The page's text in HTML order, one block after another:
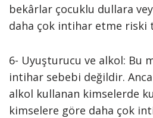
bekârlar çocuklu dullara
daha çok intihar etme riski
6- Uyuşturucu ve alkol: Bu
intihar sebebi değildir.
alkol kullanan kimselerde
kimselere göre daha çok